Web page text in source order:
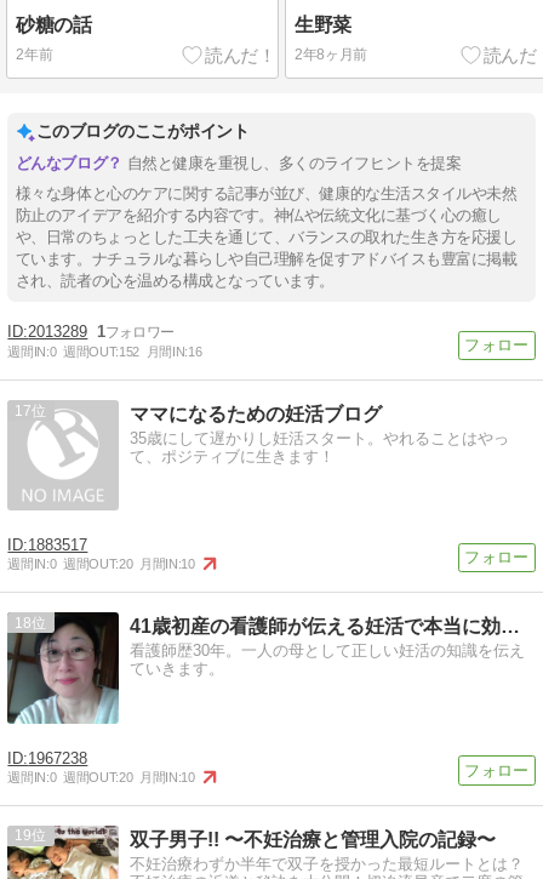
砂糖の話
2年前
生野菜
2年8ヶ月前
このブログのここがポイント
自然と健康を重視し、多くのライフヒントを提案
様々な身体と心のケアに関する記事が並び、健康的な生活スタイルや未然
防止のアイデアを紹介する内容です。神仏や伝統文化に基づく心の癒し
や、日常のちょっとした工夫を通じて、バランスの取れた生き方を応援し
ています。ナチュラルな暮らしや自己理解を促すアドバイスも豊富に掲載
され、読者の心を温める構成となっています。
2013289 1
週間IN:0 週間OUT:152 月間IN:16
17 ママになるための妊活ブログ
35歳にして遅かりし妊活スタート。やれることはやっ
て、ポジティブに生きます！
1883517
週間IN:0 週間OUT:20 月間IN:10
18 41歳初産の看護師が伝える妊活で本当に効果のあった事
看護師歴30年。一人の母として正しい妊活の知識を伝え
ていきます。
1967238
週間IN:0 週間OUT:20 月間IN:10
19 双子男子!! 〜不妊治療と管理入院の記録〜
不妊治療わずか半年で双子を授かった最短ルートとは？